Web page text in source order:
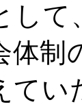
して
体制
て